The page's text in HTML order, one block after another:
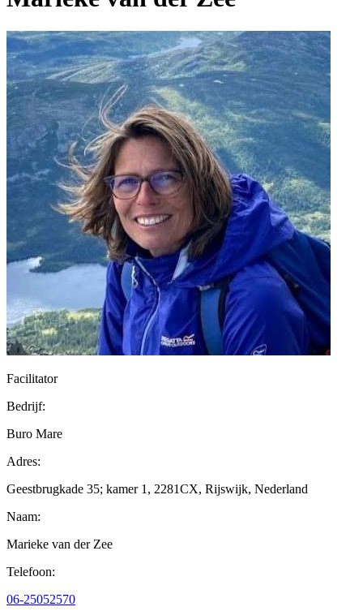
Facilitator
Bedrijf:
Buro Mare
Adres:
Geestbrugkade 35; kamer 1, 2281CX, Rijswijk, Nederland
Naam:
Marieke van der Zee
Telefoon:
06-25052570